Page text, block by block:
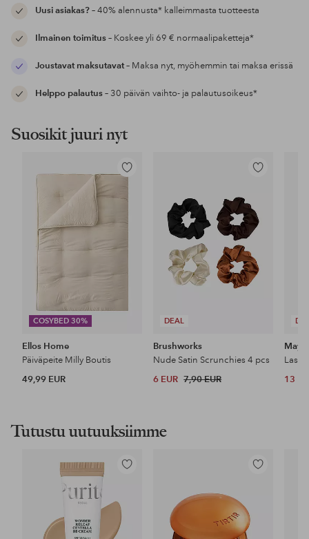
Uusi asiakas?– 40% alennusta* kalleimmasta tuotteesta
Ilmainen toimitus– Koskee yli 69 € normaalipaketteja*
Joustavat maksutavat– Maksa nyt, myöhemmin tai maksa erissä
Helppo palautus– 30 päivän vaihto- ja palautusoikeus*
Suosikit juuri nyt
COSYBED 30%
Lisää
Ellos Home
Päiväpeite Milly Boutis
49,99 EUR
DEAL
Lisää
Brushworks
Nude Satin Scrunchies 4 pcs
6 EUR 7,90 EUR 13
Tutustu uutuuksiimme
Lisää
Lisää